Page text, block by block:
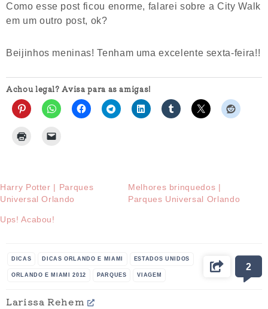
Como esse post ficou enorme, falarei sobre a City Walk
em um outro post, ok?
Beijinhos meninas! Tenham uma excelente sexta-feira!!
Achou legal? Avisa para as amigas!
Harry Potter | Parques
Universal Orlando
Melhores brinquedos |
Parques Universal Orlando
Ups! Acabou!
DICAS DICAS ORLANDO E MIAMI ESTADOS UNIDOS
ORLANDO E MIAMI 2012 PARQUES VIAGEM
2
Larissa Rehem